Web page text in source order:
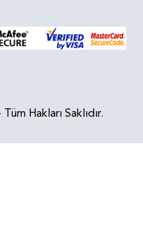
Hakları Saklıdır.